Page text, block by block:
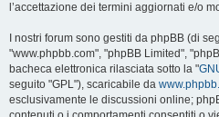
l’accettazione dei termini aggiornati e/o
I nostri forum sono gestiti da phpBB (di
"www.phpbb.com", "phpBB Limited",
bacheca elettronica rilasciata sotto la "
seguito "GPL"), scaricabile da
esclusivamente le discussioni online;